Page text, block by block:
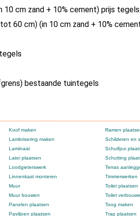
cm zand + 10% cement) prijs
60 cm) (in 10 cm zand + 10%
bestaande tuintegels
Koof maken
Lambrisering maken
Laminaat
Latei plaatsen
Loodgieterswerk
Linnenkast monteren
Muur
Muur bouwen
Panelen plaatsen
Paviljoen plaatsen
Ramen
Schilderen en
Schuifpui
Schutting
Terras
Timmerwerken
Toilet plaatsen
Toilet
Toog maken
Trap plaatsen